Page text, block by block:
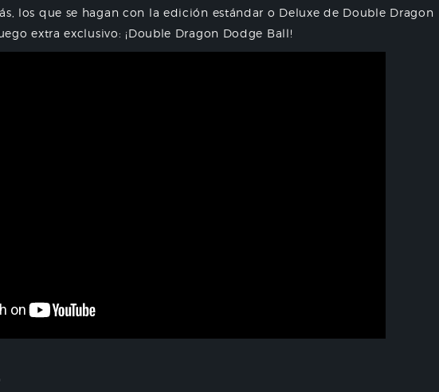
los que se hagan con la edición estándar o Deluxe de Double Dragon
extra exclusivo: ¡Double Dragon Dodge Ball!